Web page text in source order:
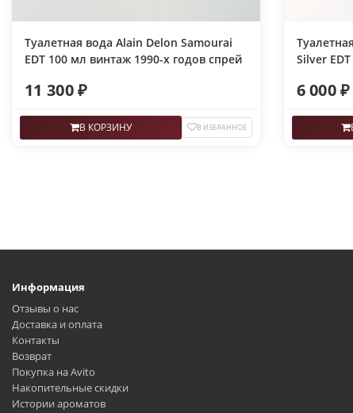
Туалетная вода Alain Delon Samourai
EDT 100 мл винтаж 1990-х годов спрей
11 300 ₽
В КОРЗИНУ В ИЗБРАННОЕ
Silver
6 000 ₽
Информация
Отзывы о нас
Доставка и оплата
Контакты
Возврат
Покупка на Avito
Накопительные скидки
Истории ароматов